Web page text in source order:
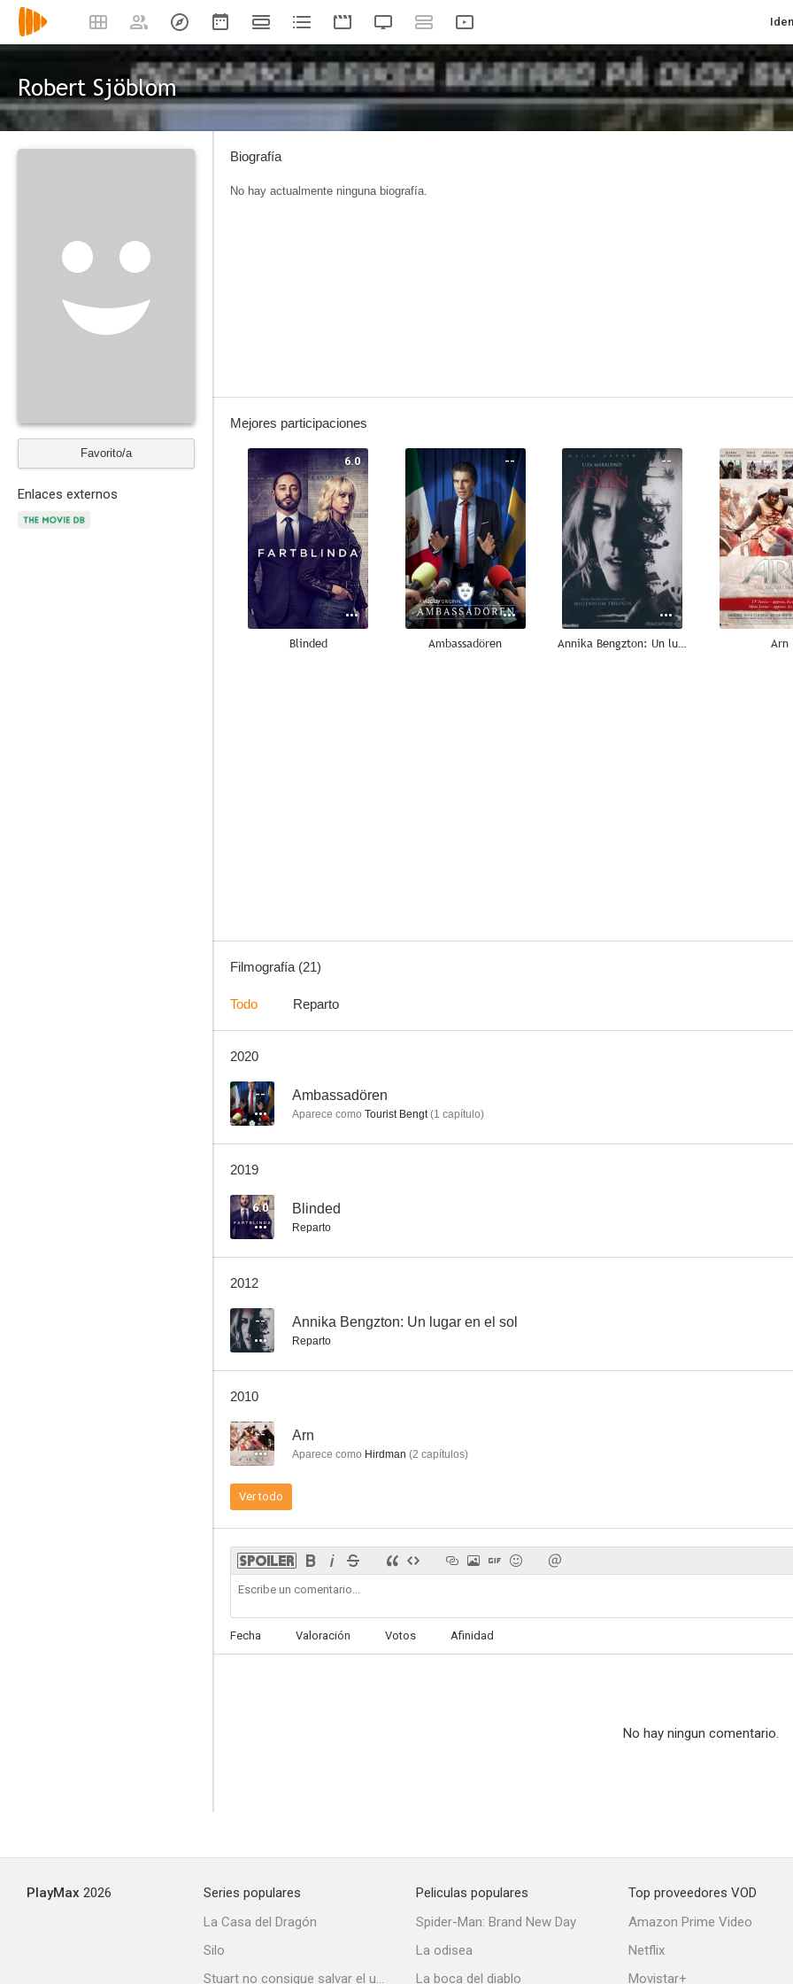
Robert Sjöblom
Favorito/a
Enlaces externos
Biografía
No hay actualmente ninguna biografía.
Mejores participaciones
6.0
Blinded
--
Ambassadören
--
Annika Bengzton: Un lugar en el sol Arn
--
Filmografía (21)
Todo Reparto
2020
-- Ambassadören
Aparece como Tourist Bengt(1 capítulo)
2019
6.0 Blinded
Reparto
2012
-- Annika Bengzton: Un lugar en el sol
Reparto
2010
-- Arn
Aparece como Hirdman (2 capítulos)
Ver todo
Fecha Valoración Votos Afinidad
No hay ningun comentario.
PlayMax 2026
Series populares
La Casa del Dragón
Silo
Stuart no consigue salvar el universo
Peliculas populares
Spider-Man: Brand New Day
La odisea
La boca del diablo
Top proveedores VOD
Amazon Prime Video
Netflix
Movistar+